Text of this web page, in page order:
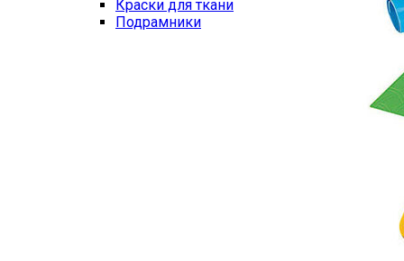
Краски для ткани
Подрамники